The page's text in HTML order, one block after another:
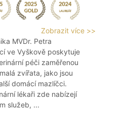
Zobrazit více >>
MVDr. Petra
ve Vyškově poskytuje
péči zaměřenou
zvířata, jako jsou
domácí mazlíčci.
lékaři zde nabízejí
služeb, ...